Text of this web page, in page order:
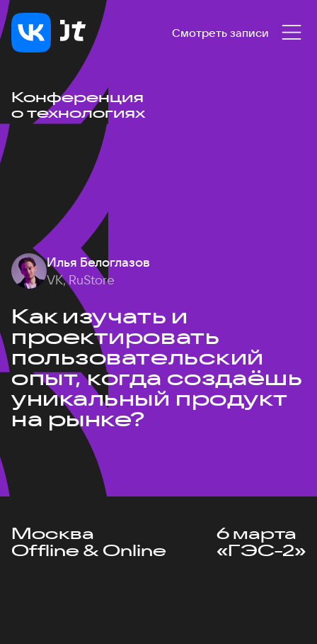
Смотреть записи
Конференция
о технологиях
Илья Белоглазов
VK, RuStore
Как изучать и
проектировать
пользовательский
опыт, когда создаёшь
уникальный продукт
на рынке?
Москва
Offline & Online
6 марта
«ГЭС-2»